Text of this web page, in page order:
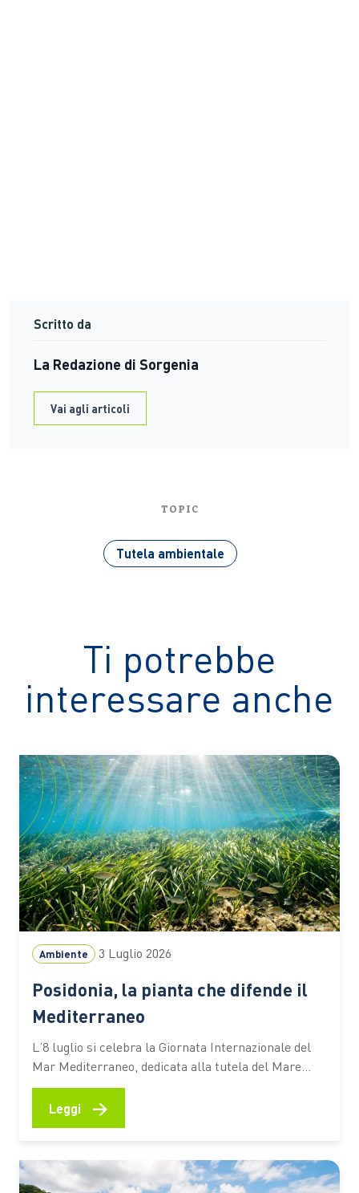
Scritto da
La Redazione di Sorgenia
Vai agli articoli
TOPIC
Tutela ambientale
Ti potrebbe
interessare anche
Ambiente 3 Luglio 2026
Posidonia, la pianta che difende il
Mediterraneo
L’8 luglio si celebra la Giornata Internazionale del
Mar Mediterraneo, dedicata alla tutela del Mare
Nostrum e dei suoi ecosistemi. Tra questi c’è la
Posidonia oceanica, una pianta marina che
contribuisce alla qualità delle acque, protegge le
estate milioni di persone scelgono…
Leggi →